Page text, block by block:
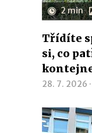
2 min
Třídíte
si, co
28. 7. 2026 ·